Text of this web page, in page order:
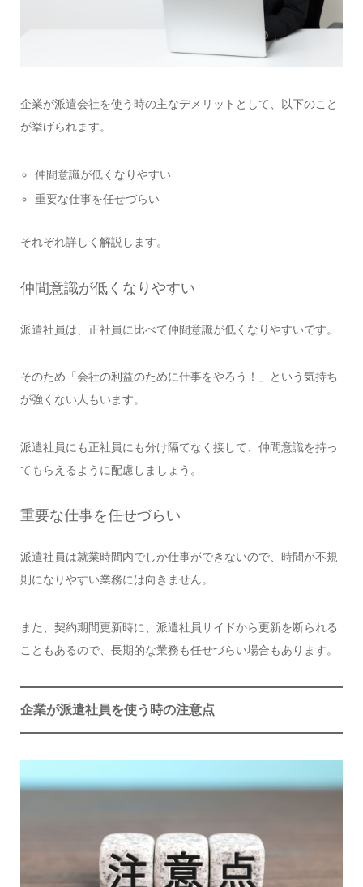
企業が派遣会社を使う時の主なデメリットとして、以下のこと
が挙げられます。
仲間意識が低くなりやすい
重要な仕事を任せづらい
それぞれ詳しく解説します。
仲間意識が低くなりやすい
派遣社員は、正社員に比べて仲間意識が低くなりやすいです。
そのため「会社の利益のために仕事をやろう！」という気持ち
が強くない人もいます。
派遣社員にも正社員にも分け隔てなく接して、仲間意識を持っ
てもらえるように配慮しましょう。
重要な仕事を任せづらい
派遣社員は就業時間内でしか仕事ができないので、時間が不規
則になりやすい業務には向きません。
また、契約期間更新時に、派遣社員サイドから更新を断られる
こともあるので、長期的な業務も任せづらい場合もあります。
企業が派遣社員を使う時の注意点